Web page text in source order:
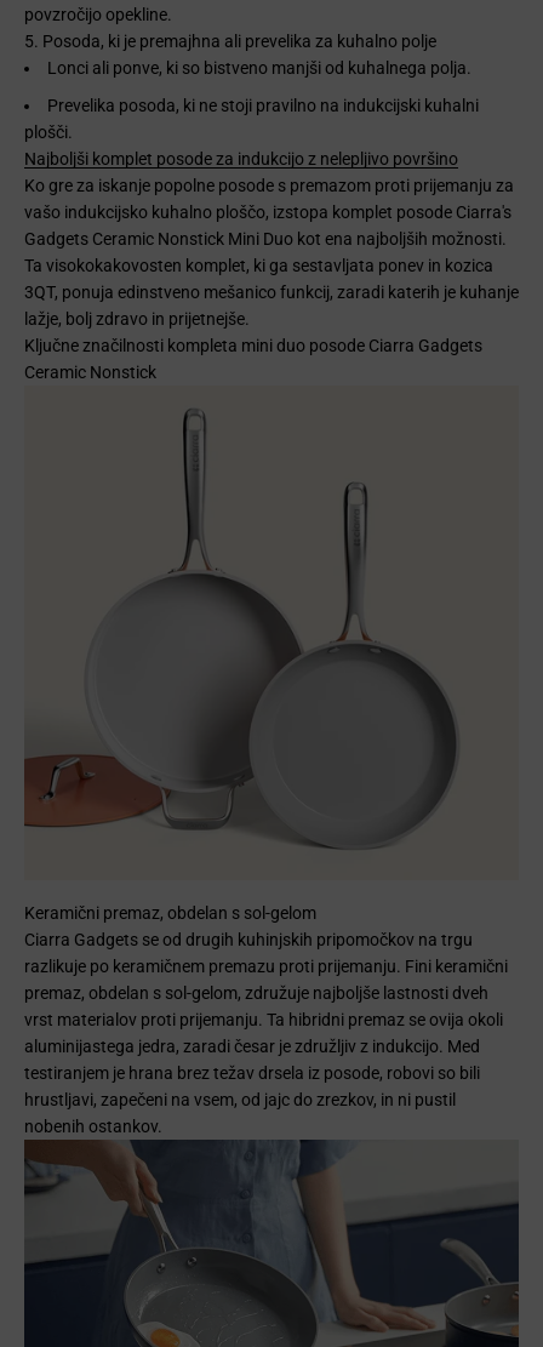
povzročijo opekline.
5. Posoda, ki je premajhna ali prevelika za kuhalno polje
Lonci ali ponve, ki so bistveno manjši od kuhalnega polja.
Prevelika posoda, ki ne stoji pravilno na indukcijski kuhalni
plošči.
Najboljši komplet posode za indukcijo z nelepljivo površino
Ko gre za iskanje popolne posode s premazom proti prijemanju za
vašo indukcijsko kuhalno ploščo, izstopa komplet posode Ciarra's
Gadgets Ceramic Nonstick Mini Duo kot ena najboljših možnosti.
Ta visokokakovosten komplet, ki ga sestavljata ponev in kozica
3QT, ponuja edinstveno mešanico funkcij, zaradi katerih je kuhanje
lažje, bolj zdravo in prijetnejše.
Ključne značilnosti kompleta mini duo posode Ciarra Gadgets
Ceramic Nonstick
Keramični premaz, obdelan s sol-gelom
Ciarra Gadgets se od drugih kuhinjskih pripomočkov na trgu
razlikuje po keramičnem premazu proti prijemanju. Fini keramični
premaz, obdelan s sol-gelom, združuje najboljše lastnosti dveh
vrst materialov proti prijemanju. Ta hibridni premaz se ovija okoli
aluminijastega jedra, zaradi česar je združljiv z indukcijo. Med
testiranjem je hrana brez težav drsela iz posode, robovi so bili
hrustljavi, zapečeni na vsem, od jajc do zrezkov, in ni pustil
nobenih ostankov.